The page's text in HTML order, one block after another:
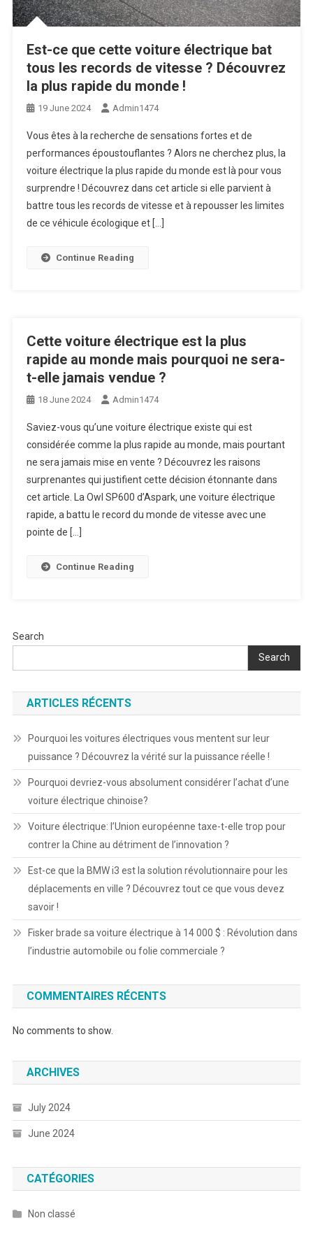
Est-ce que cette voiture électrique bat
tous les records de vitesse ? Découvrez
la plus rapide du monde !
19 June 2024 Admin1474
Vous êtes à la recherche de sensations fortes et de
performances époustouflantes ? Alors ne cherchez plus, la
voiture électrique la plus rapide du monde est là pour vous
surprendre ! Découvrez dans cet article si elle parvient à
battre tous les records de vitesse et à repousser les limites
de ce véhicule écologique et […]
Continue Reading
Cette voiture électrique est la plus
rapide au monde mais pourquoi ne sera-
t-elle jamais vendue ?
18 June 2024 Admin1474
Saviez-vous qu’une voiture électrique existe qui est
considérée comme la plus rapide au monde, mais pourtant
ne sera jamais mise en vente ? Découvrez les raisons
surprenantes qui justifient cette décision étonnante dans
cet article. La Owl SP600 d’Aspark, une voiture électrique
rapide, a battu le record du monde de vitesse avec une
pointe de […]
Continue Reading
Search
Search
ARTICLES RÉCENTS
Pourquoi les voitures électriques vous mentent sur leur
puissance ? Découvrez la vérité sur la puissance réelle !
Pourquoi devriez-vous absolument considérer l’achat d’une
voiture électrique chinoise?
Voiture électrique: l’Union européenne taxe-t-elle trop pour
contrer la Chine au détriment de l’innovation ?
Est-ce que la BMW i3 est la solution révolutionnaire pour les
déplacements en ville ? Découvrez tout ce que vous devez
savoir !
Fisker brade sa voiture électrique à 14 000 $ : Révolution dans
l’industrie automobile ou folie commerciale ?
COMMENTAIRES RÉCENTS
No comments to show.
ARCHIVES
July 2024
June 2024
CATÉGORIES
Non classé